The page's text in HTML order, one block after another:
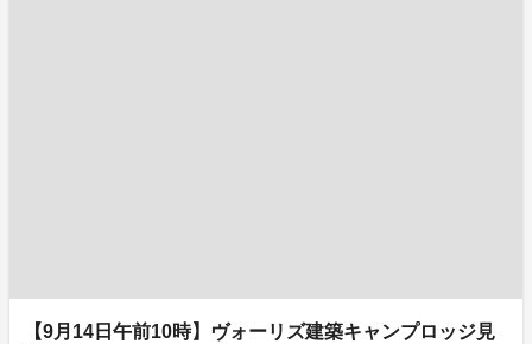
【9月14日午前10時】ヴォーリズ建築キャンプロッジ見